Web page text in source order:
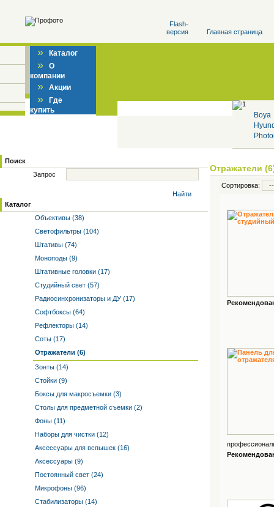
Flash-
версия
Главная страница
» Каталог
» О
компании
» Акции
» Где
купить
Boya
Поиск
Запрос
Найти
Каталог
Объективы (38)
Светофильтры (104)
Штативы (74)
Моноподы (9)
Штативные головки (17)
Студийный свет (57)
Радиосинхронизаторы и ДУ (17)
Софтбоксы (64)
Рефлекторы (14)
Соты (17)
Отражатели (6)
Зонты (14)
Стойки (9)
Боксы для макросъемки (3)
Столы для предметной съемки (2)
Фоны (11)
Наборы для чистки (12)
Аксессуары для вспышек (16)
Аксессуары (9)
Постоянный свет (24)
Микрофоны (96)
Стабилизаторы (14)
Отражатели
Сортировка: